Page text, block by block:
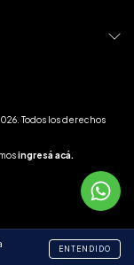
ENTENDIDO
Todos los derechos
ingresá acá.